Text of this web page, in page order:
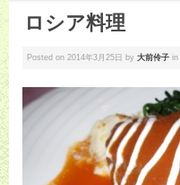
ロシア料理
Posted on 2014年3月25日 by 大前伶子 in